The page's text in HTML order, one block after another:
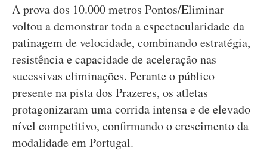
A prova dos 10.000 metros Pontos/Eliminar
voltou a demonstrar toda a espectacularidade da
patinagem de velocidade, combinando estratégia,
resistência e capacidade de aceleração nas
sucessivas eliminações. Perante o público
presente na pista dos Prazeres, os atletas
protagonizaram uma corrida intensa e de elevado
nível competitivo, confirmando o crescimento da
modalidade em Portugal.